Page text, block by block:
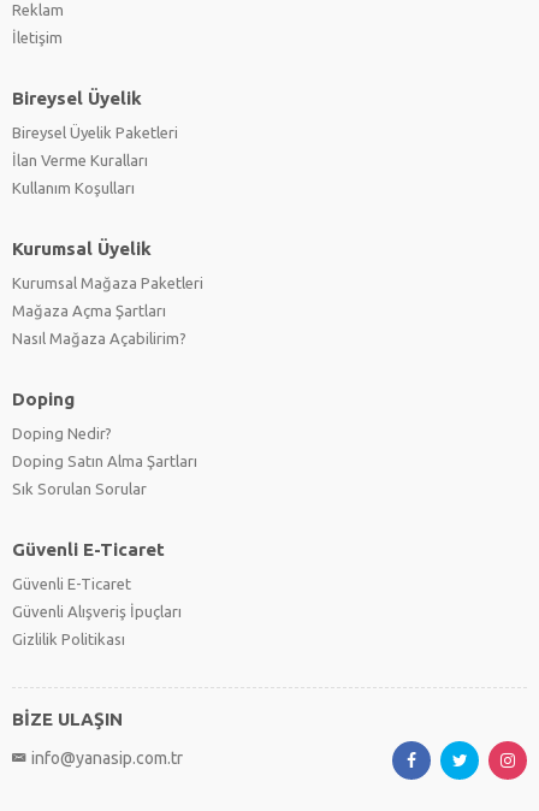
Reklam
İletişim
Bireysel Üyelik
Bireysel Üyelik Paketleri
İlan Verme Kuralları
Kullanım Koşulları
Kurumsal Üyelik
Kurumsal Mağaza Paketleri
Mağaza Açma Şartları
Nasıl Mağaza Açabilirim?
Doping
Doping Nedir?
Doping Satın Alma Şartları
Sık Sorulan Sorular
Güvenli E-Ticaret
Güvenli E-Ticaret
Güvenli Alışveriş İpuçları
Gizlilik Politikası
BİZE ULAŞIN
info@yanasip.com.tr